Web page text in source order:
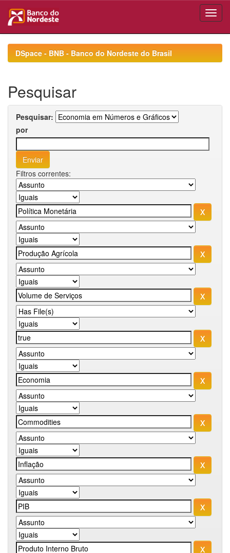
navigationDSpace - BNB - Banco do Nordeste do Brasil
Pesquisar
Pesquisar:
por
Filtros correntes: